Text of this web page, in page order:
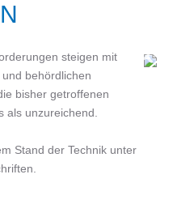
steigen mit
behördlichen
bisher getroffenen
als unzureichend.
Stand der Technik unter